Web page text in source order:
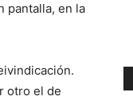
pantalla, en la
otro el de